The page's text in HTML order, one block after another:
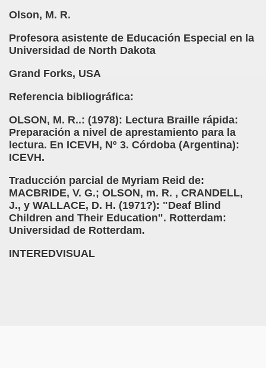
Olson, M. R.
Profesora asistente de Educación Especial en la
Universidad de North Dakota
Grand Forks, USA
Referencia bibliográfica:
OLSON, M. R..: (1978): Lectura Braille rápida:
Preparación a nivel de aprestamiento para la
lectura. En ICEVH, Nº 3. Córdoba (Argentina):
ICEVH.
Traducción parcial de Myriam Reid de:
MACBRIDE, V. G.; OLSON, m. R. , CRANDELL,
J., y WALLACE, D. H. (1971?): "Deaf Blind
Children and Their Education". Rotterdam:
Universidad de Rotterdam.
INTEREDVISUAL
(María Jesús Cañamares)
Solana)
Antonio Campos Sánchez)
(Pedro Zurita)
el Alumnado y Carta del Director a los padres (Col.
Braille Como Medio de Lectura y Escritura (Dr. Phil
(Alberto Gil)
Gil)